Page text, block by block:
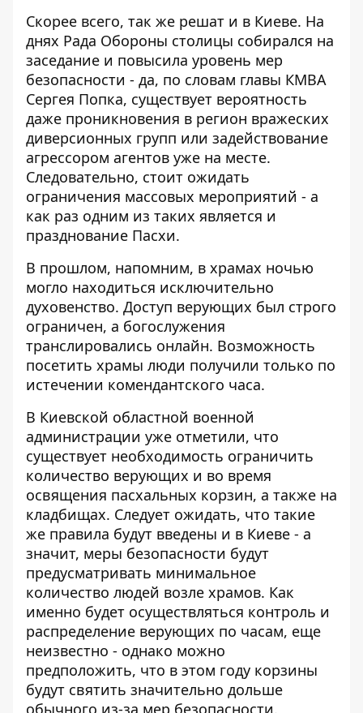
Скорее всего, так же решат и в Киеве. На
днях Рада Обороны столицы собирался на
заседание и повысила уровень мер
безопасности - да, по словам главы КМВА
Сергея Попка, существует вероятность
даже проникновения в регион вражеских
диверсионных групп или задействование
агрессором агентов уже на месте.
Следовательно, стоит ожидать
ограничения массовых мероприятий - а
как раз одним из таких является и
празднование Пасхи.
В прошлом, напомним, в храмах ночью
могло находиться исключительно
духовенство. Доступ верующих был строго
ограничен, а богослужения
транслировались онлайн. Возможность
посетить храмы люди получили только по
истечении комендантского часа.
В Киевской областной военной
администрации уже отметили, что
существует необходимость ограничить
количество верующих и во время
освящения пасхальных корзин, а также на
кладбищах. Следует ожидать, что такие
же правила будут введены и в Киеве - а
значит, меры безопасности будут
предусматривать минимальное
количество людей возле храмов. Как
именно будет осуществляться контроль и
распределение верующих по часам, еще
неизвестно - однако можно
предположить, что в этом году корзины
будут святить значительно дольше
обычного из-за мер безопасности.